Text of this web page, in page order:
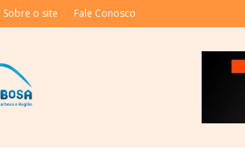
Sobre o site Fale Conosco